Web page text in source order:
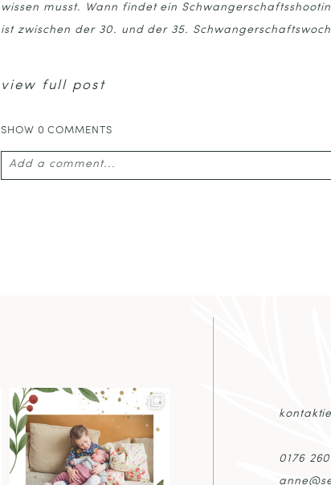
wissen musst. Wann findet ein
ist zwischen der 30. und der 35.
view full post
SHOW 0 COMMENTS
Add a comment...
0176